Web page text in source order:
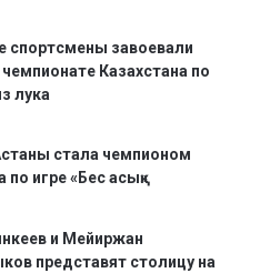
спортсмены завоевали
Казахстана по
лука
стала чемпионом
по игре «Бес асық»
и Мейиржан
представят столицу на